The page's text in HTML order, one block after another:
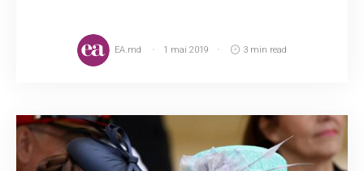
EA.md 1 mai 2019 3 min read